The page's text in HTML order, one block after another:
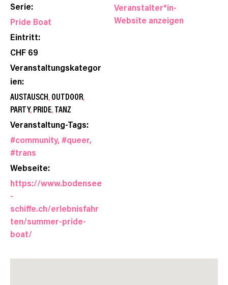
Serie:
Pride Boat
Eintritt:
CHF 69
Veranstaltungskategor
ien:
AUSTAUSCH,OUTDOOR,
PARTY,PRIDE,TANZ
Veranstaltung-Tags:
#community, #queer,
#trans
Webseite:
https://www.bodensee
-
schiffe.ch/erlebnisfahr
ten/summer-pride-
boat/
Veranstalter*in-
Website anzeigen